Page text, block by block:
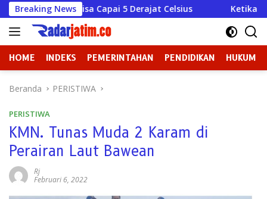
Langsung
ke
konten
Breaking News
Capai 5 Derajat Celsius Ketika Kekuasaan Lupa
HOME INDEKS PEMERINTAHAN PENDIDIKAN HUKUM
Beranda PERISTIWA
PERISTIWA
KMN. Tunas Muda 2 Karam di
Perairan Laut Bawean
Rj
Februari 6, 2022